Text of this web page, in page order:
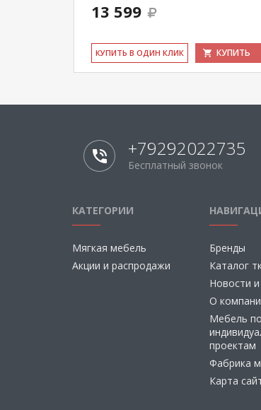
13 599
КУ­ПИТЬ В ОДИН КЛИК КУПИТЬ
+79292022735
Бесплатный звонок
КАТЕГОРИИ
Мягкая мебель
Акции и распродажи
Бренды
Каталог
Новости
О
Мебель по
проектам
Фабрика
Карта